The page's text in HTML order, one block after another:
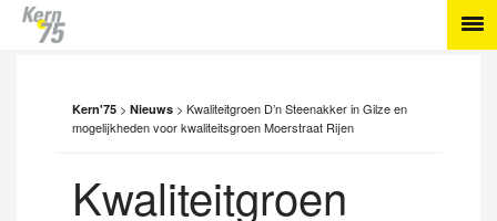
Kern'75 > Nieuws > Kwaliteitgroen D’n Steenakker in Gilze en
mogelijkheden voor kwaliteitsgroen Moerstraat Rijen
Kwaliteitgroen